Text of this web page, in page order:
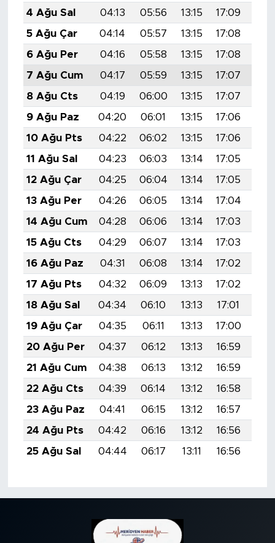
4 Ağu Sal
04:13 05:56 13:15 17:09
5 Ağu Çar
04:14 05:57 13:15 17:08
6 Ağu Per
04:16 05:58 13:15 17:08
7 Ağu Cum
04:17 05:59 13:15 17:07
8 Ağu Cts
04:19 06:00 13:15 17:07
9 Ağu Paz
04:20 06:01 13:15 17:06
10 Ağu Pts
04:22 06:02 13:15 17:06
11 Ağu Sal
04:23 06:03 13:14 17:05
12 Ağu Çar
04:25 06:04 13:14 17:05
13 Ağu Per
04:26 06:05 13:14 17:04
14 Ağu Cum
04:28 06:06 13:14 17:03
15 Ağu Cts
04:29 06:07 13:14 17:03
16 Ağu Paz
04:31 06:08 13:14 17:02
17 Ağu Pts
04:32 06:09 13:13 17:02
18 Ağu Sal
04:34 06:10 13:13 17:01
19 Ağu Çar
04:35 06:11 13:13 17:00
20 Ağu Per
04:37 06:12 13:13 16:59
21 Ağu Cum
04:38 06:13 13:12 16:59
22 Ağu Cts
04:39 06:14 13:12 16:58
23 Ağu Paz
04:41 06:15 13:12 16:57
24 Ağu Pts
04:42 06:16 13:12 16:56
25 Ağu Sal
04:44 06:17 13:11 16:56